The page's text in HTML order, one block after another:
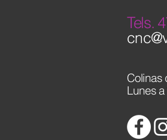
​Tels.
Colinas
Lunes